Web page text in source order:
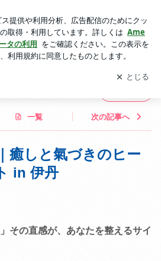
ブログの更新通知
を受け取りまし
開く
一覧 次の記事へ
癒しと氣づきのヒー
in 伊丹
その直感が、あなたを整えるサイ